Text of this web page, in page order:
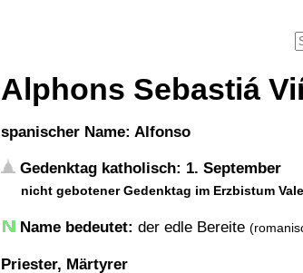
Alphons Sebastiá
spanischer Name: Alfonso
Gedenktag katholisch: 1. September
nicht gebotener Gedenktag im Erzbistum
Name bedeutet: der edle Bereite
Priester, Märtyrer